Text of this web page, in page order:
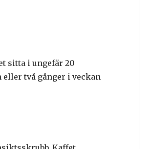
sitta i ungefär 20
eller två gånger i veckan